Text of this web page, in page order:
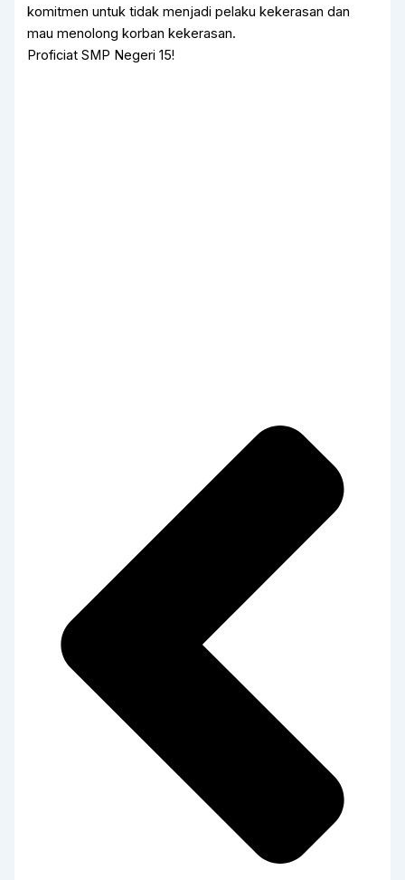
komitmen untuk tidak menjadi pelaku kekerasan dan
mau menolong korban kekerasan.
Proficiat SMP Negeri 15!